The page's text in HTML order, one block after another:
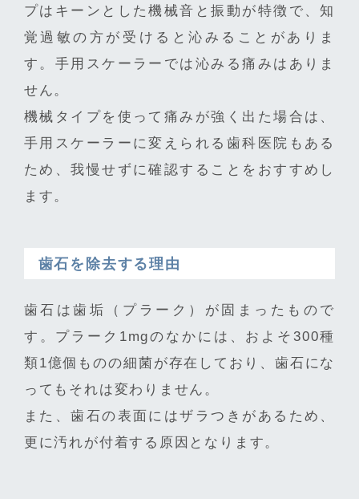
プはキーンとした機械音と振動が特徴で、知
覚過敏の方が受けると沁みることがありま
す。手用スケーラーでは沁みる痛みはありま
せん。
機械タイプを使って痛みが強く出た場合は、
手用スケーラーに変えられる歯科医院もある
ため、我慢せずに確認することをおすすめし
ます。
歯石を除去する理由
歯石は歯垢（プラーク）が固まったもので
す。プラーク1mgのなかには、およそ300種
類1億個ものの細菌が存在しており、歯石にな
ってもそれは変わりません。
また、歯石の表面にはザラつきがあるため、
更に汚れが付着する原因となります。